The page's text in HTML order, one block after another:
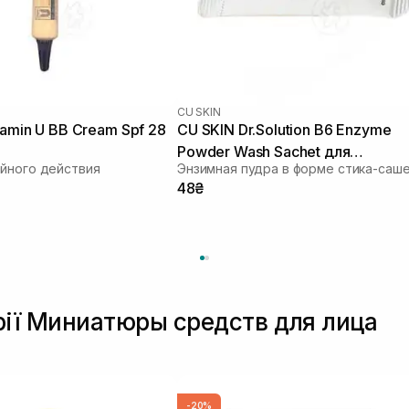
U BB Cream Spf 28
действия
CU SKIN
CU SKIN Dr.Solution B6 Enzyme
Powder Wash Sachet для
проблемної та жирної шкіри
г
48₴
Миниатюры средств для лица
-20%